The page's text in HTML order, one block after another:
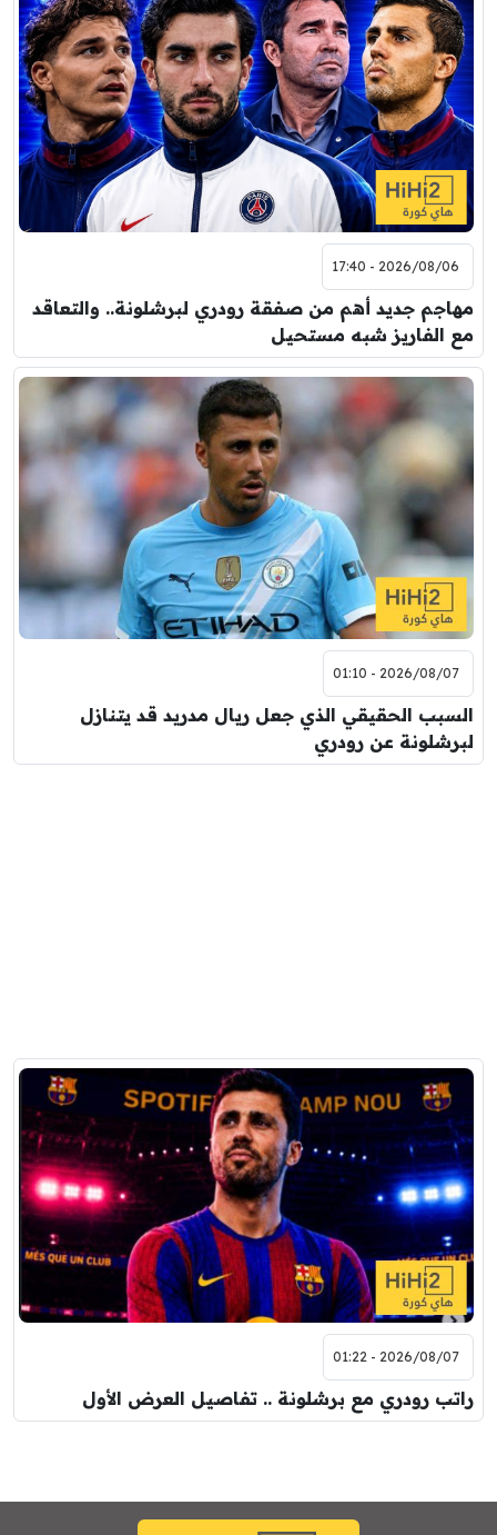
2026/08/06 - 17:40
مهاجم جديد أهم من صفقة رودري لبرشلونة.. والتعاقد
مع الفاريز شبه مستحيل
2026/08/07 - 01:10
السبب الحقيقي الذي جعل ريال مدريد قد يتنازل
لبرشلونة عن رودري
2026/08/07 - 01:22
راتب رودري مع برشلونة .. تفاصيل العرض الأول